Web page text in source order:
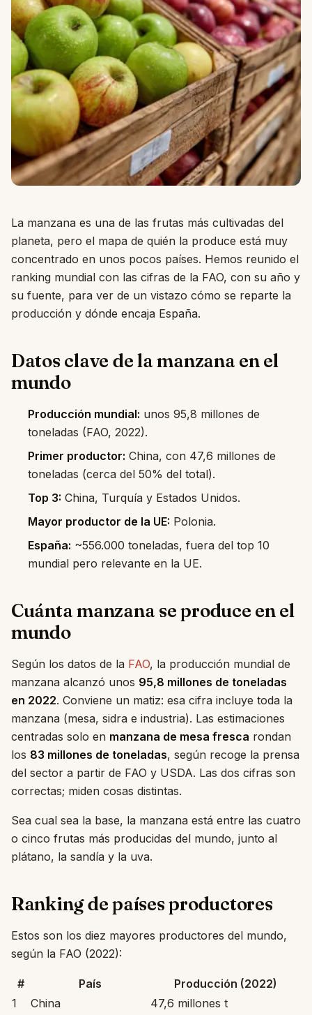
La manzana es una de las frutas más cultivadas del
planeta, pero el mapa de quién la produce está muy
concentrado en unos pocos países. Hemos reunido el
ranking mundial con las cifras de la FAO, con su año y
su fuente, para ver de un vistazo cómo se reparte la
producción y dónde encaja España.
Datos clave de la manzana en el
mundo
Producción mundial: unos 95,8 millones de
toneladas (FAO, 2022).
Primer productor: China, con 47,6 millones de
toneladas (cerca del 50% del total).
Top 3: China, Turquía y Estados Unidos.
Mayor productor de la UE: Polonia.
España: ~556.000 toneladas, fuera del top 10
mundial pero relevante en la UE.
Cuánta manzana se produce en el
mundo
Según los datos de la FAO, la producción mundial de
manzana alcanzó unos 95,8 millones de toneladas
en 2022. Conviene un matiz: esa cifra incluye toda la
manzana (mesa, sidra e industria). Las estimaciones
centradas solo en manzana de mesa fresca rondan
los 83 millones de toneladas, según recoge la prensa
del sector a partir de FAO y USDA. Las dos cifras son
correctas; miden cosas distintas.
Sea cual sea la base, la manzana está entre las cuatro
o cinco frutas más producidas del mundo, junto al
plátano, la sandía y la uva.
Ranking de países productores
Estos son los diez mayores productores del mundo,
según la FAO (2022):
# País
Producción (2022)
1
China 47,6 millones t